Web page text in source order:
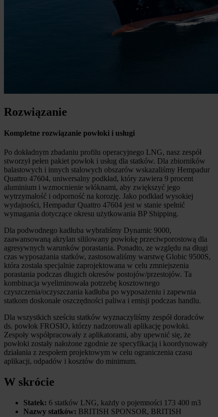
Rozwiązanie
Kompletne rozwiązanie powłoki i usługi
Po dokładnym zbadaniu profilu operacyjnego LNG, nasz zespół
stworzył pełen pakiet powłok i usług dla statków. Dla zbiorników
balastowych i innych stalowych obszarów wskazaliśmy Hempadur
Quattro 47604, uniwersalny podkład, który zawiera 9 procent
aluminium i wzmocnienie włóknami, aby zwiększyć jego
wytrzymałość i odporność na korozję. Jako podkład wysokiej
wydajności, Hempadur Quattro 47604 jest w stanie spełnić
wymagania dotyczące okresu użytkowania BP Shipping.
Dla podwodnego kadłuba wybraliśmy Dynamic 9000,
zaawansowaną akrylan sililowany powłokę przeciwporostową dla
agresywnych warunków porastania. Ponadto, ze względu na długi
czas wyposażania statków, zastosowaliśmy warstwę Globic 9500S,
która została specjalnie zaprojektowana w celu zmniejszenia
porastania podczas długich okresów postojów/przestojów. Ta
kombinacja wyeliminowała potrzebę kosztownego
czyszczenia/oczyszczania kadłuba po wyposażeniu i zapewnia
statkom doskonałe oszczędności paliwa i emisji podczas handlu.
Dla wszystkich sześciu statków wyznaczyliśmy zespół doradców
ds. powłok FROSIO, którzy nadzorowali aplikację powłoki.
Zespoły współpracowały z aplikatorami, aby upewnić się, że
powłoki zostały nałożone zgodnie ze specyfikacją i koordynowały
działania z zespołem projektowym w celu ograniczenia czasu
aplikacji, odpadów i kosztów do minimum.
W skrócie
Statek: 6 statków LNG, każdy o pojemności 173 400 m3
Nazwy statków: BRITISH SPONSOR, BRITISH